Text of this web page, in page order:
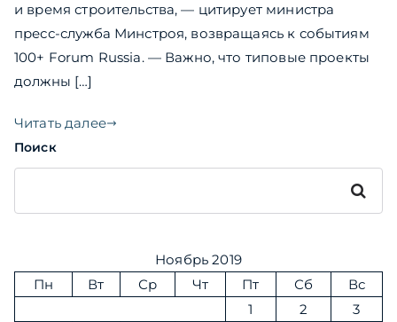
и время строительства, — цитирует министра
пресс-служба Минстроя, возвращаясь к событиям
100+ Forum Russia. — Важно, что типовые проекты
должны […]
Читать далее
Поиск
Поиск
Ноябрь 2019
Пн
Вт Ср Чт Пт Сб
Вс
1
2
3